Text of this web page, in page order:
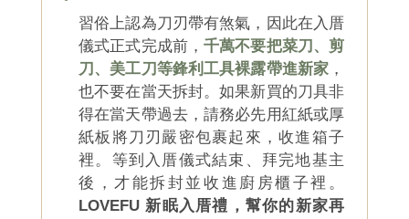
習俗上認為刀刃帶有煞氣，因此在入厝
儀式正式完成前， 千萬不要把菜刀、剪
刀、美工刀等鋒利工具裸露帶進新家 ，
也不要在當天拆封。如果新買的刀具非
得在當天帶過去，請務必先用紅紙或厚
紙板將刀刃嚴密包裹起來，收進箱子
裡。等到入厝儀式結束、拜完地基主
後，才能拆封並收進廚房櫃子裡。
LOVEFU 新眠入厝禮，幫你的新家再